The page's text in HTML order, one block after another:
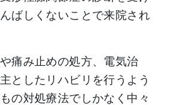
ばしくないことで来院され
痛み止めの処方、電気治
としたリハビリを行うよう
の対処療法でしかなく中々